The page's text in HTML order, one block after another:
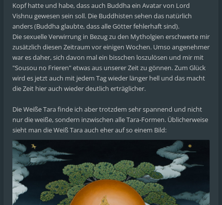
Kopf hatte und habe, dass auch Buddha ein Avatar von Lord
Vishnu gewesen sein soll. Die Buddhisten sehen das natürlich
anders (Buddha glaubte, dass alle Götter fehlerhaft sind).
Die sexuelle Verwirrung in Bezug zu den Mytholgien erschwerte mir
zusätzlich diesen Zeitraum vor einigen Wochen. Umso angenehmer
war es daher, sich davon mal ein bisschen loszulösen und mir mit
"Sousou no Frieren" etwas aus unserer Zeit zu gönnen. Zum Glück
wird es jetzt auch mit jedem Tag wieder länger hell und das macht
die Zeit hier auch wieder deutlich erträglicher.
Die Weiße Tara finde ich aber trotzdem sehr spannend und nicht
nur die weiße, sondern inzwischen alle Tara-Formen. Üblicherweise
sieht man die Weiß Tara auch eher auf so einem Bild: